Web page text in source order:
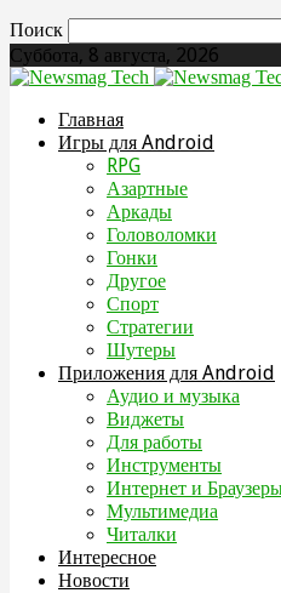
Поиск
Суббота, 8 августа, 2026
Главная
Игры для Android
RPG
Азартные
Аркады
Головоломки
Гонки
Другое
Спорт
Стратегии
Шутеры
Приложения для Android
Аудио и музыка
Виджеты
Для работы
Инструменты
Интернет и
Мультимедиа
Читалки
Интересное
Новости